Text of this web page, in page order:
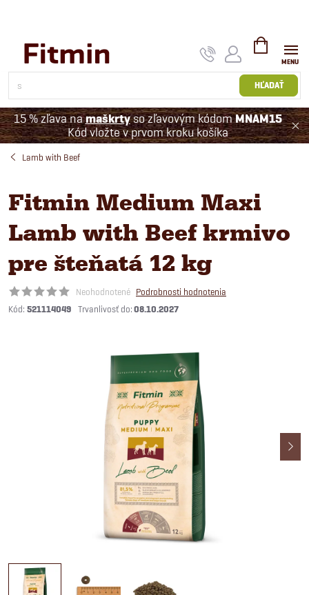
HĽADAŤ
NÁKUPNÝ
KOŠÍK
15 % zľava namaškrtyso zľavovým kódomMNAM15
Kód vložte v prvom kroku košíka
Lamb with Beef
Fitmin Medium Maxi
Lamb with Beef krmivo
pre šteňatá 12 kg
Neohodnotené Podrobnosti hodnotenia
Kód: 521114049 08.10.2027